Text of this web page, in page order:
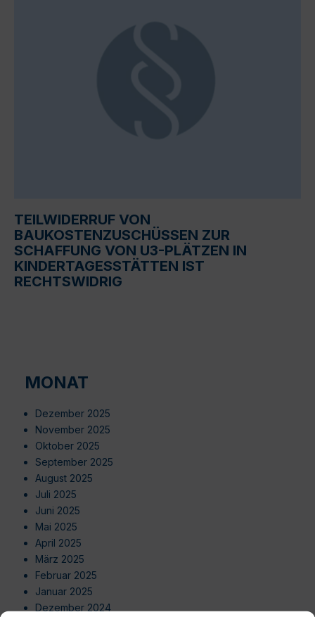
TEILWIDERRUF VON
BAUKOSTENZUSCHÜSSEN ZUR
SCHAFFUNG VON U3-PLÄTZEN IN
KINDERTAGESSTÄTTEN IST
RECHTSWIDRIG
MONAT
Dezember 2025
November 2025
Oktober 2025
September 2025
August 2025
Juli 2025
Juni 2025
Mai 2025
April 2025
März 2025
Februar 2025
Januar 2025
Dezember 2024